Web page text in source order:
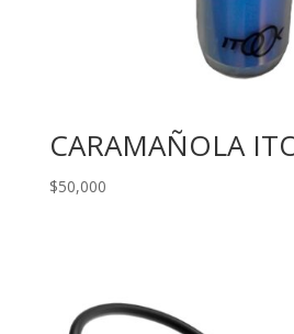
CARAMAÑOLA
$50,000